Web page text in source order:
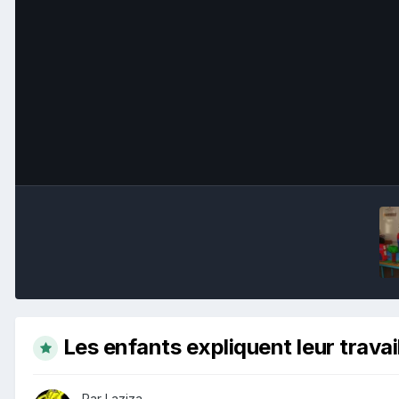
Les enfants expliquent leur